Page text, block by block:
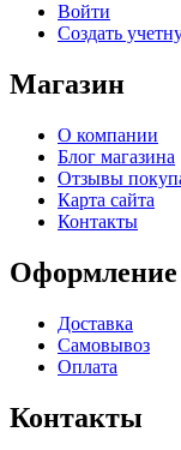
Войти
Создать
Магазин
О компании
Блог магазина
Отзывы
Карта сайта
Контакты
Оформление
Доставка
Самовывоз
Оплата
Контакты